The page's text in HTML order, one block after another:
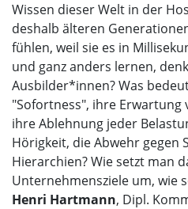
Wissen dieser Welt in der
deshalb älteren
fühlen, weil sie es in
und ganz anders lernen,
Ausbilder*innen? Was
"Sofortness", ihre Erwartung
ihre Ablehnung jeder
Hörigkeit, die Abwehr gegen
Hierarchien? Wie setzt man
Unternehmensziele um, wie
Henri Hartmann, Dipl.